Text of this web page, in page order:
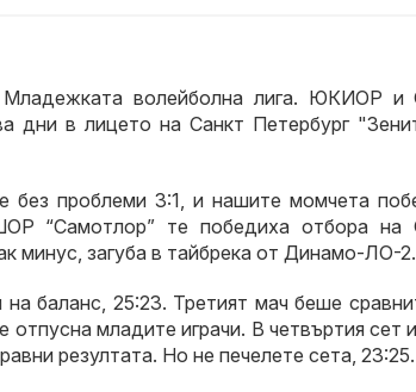
Младежката волейболна лига. ЮКИОР
дни в лицето на Санкт Петербург
проблеми 3:1, и нашите момчета
“Самотлор” те победиха отбора на
минус, загуба в тайбрека от Динамо-ЛО-2.
баланс, 25:23. Третият мач беше
отпусна младите играчи. В четвъртия сет
резултата. Но не печелете сета, 23:25.